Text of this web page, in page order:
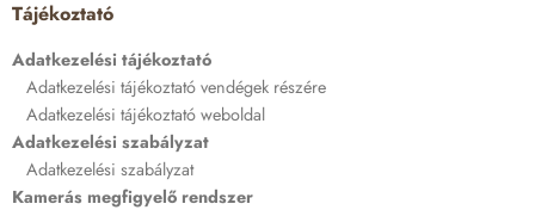
Tájékoztató
Adatkezelési tájékoztató
Adatkezelési tájékoztató vendégek részére
Adatkezelési tájékoztató weboldal
Adatkezelési szabályzat
Adatkezelési szabályzat
Kamerás megfigyelő rendszer